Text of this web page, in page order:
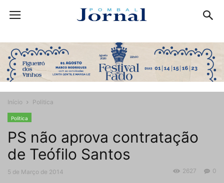
Início Politica
Politica
PS não aprova contratação
de Teófilo Santos
5 de Março de 2014 0
2627